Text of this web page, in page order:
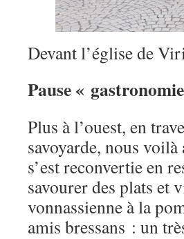
Devant l’église de
Pause «
Plus à l’ouest, en
savoyarde, nous
s’est reconvertie en
savourer des plats et
vonnassienne à la
amis bressans : un